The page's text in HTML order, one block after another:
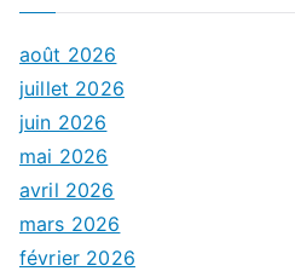
août 2026
juillet 2026
juin 2026
mai 2026
avril 2026
mars 2026
février 2026